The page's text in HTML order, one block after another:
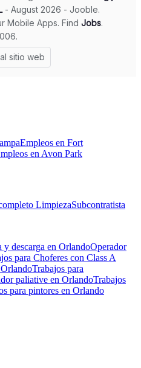
Empleos en Fort
en Avon Park
LimpiezaSubcontratista
y descarga en OrlandoOperador
para Choferes con Class A
Trabajos para
paliative en OrlandoTrabajos
para pintores en Orlando